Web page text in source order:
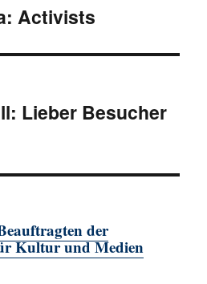
Activists
Lieber Besucher
der
Kultur und Medien